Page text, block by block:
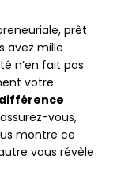
prêt
avez mille
n’en fait pas
votre
vous,
montre ce
vous révèle